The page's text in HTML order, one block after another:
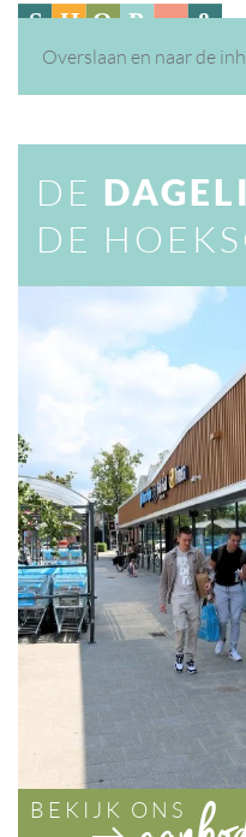
Overslaan en naar de
DE
DE
BEKIJK ONS